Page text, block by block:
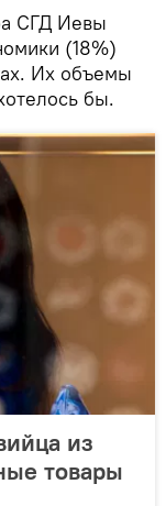
СГД Иевы
(18%)
Их объемы
бы.
из
товары